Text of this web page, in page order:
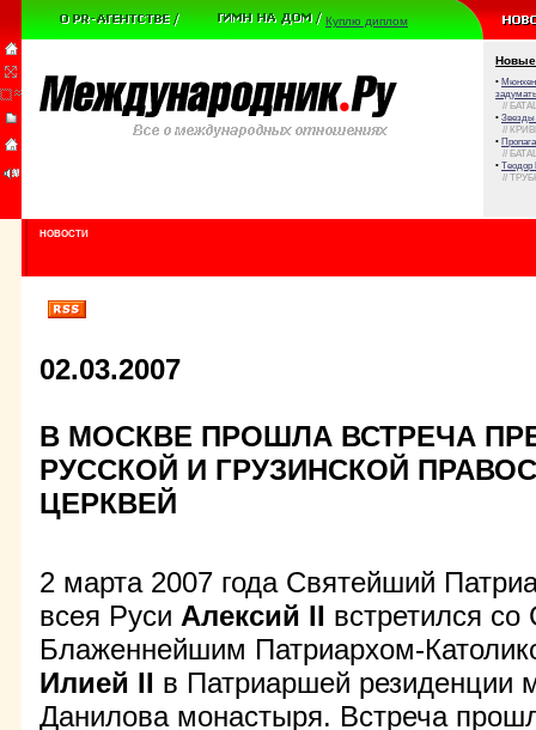
Куплю диплом
Новые
•
//
• Звезды
//
•
//
• Теодор
//
НОВОСТИ
02.03.2007
В МОСКВЕ ПРОШЛА ВСТРЕЧА
РУССКОЙ И ГРУЗИНСКОЙ
ЦЕРКВЕЙ
2 марта 2007 года Святейший
всея Руси Алексий II встретился
Блаженнейшим Патриархом-
Илией II в Патриаршей резиденции
Данилова монастыря. Встреча